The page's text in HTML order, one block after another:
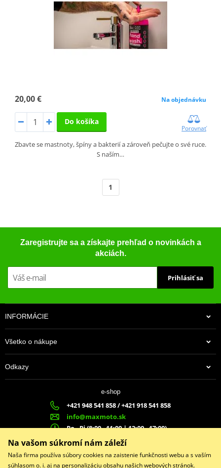
20,00 € Na objednávku
Do košíka
Porovnať
Zbavte se mastnoty, špíny a bakterií a zároveň pečujte o své ruce.
S naším…
1
Zaregistrujte sa a získajte prehľad o novinkách a
akciách.
Prihlásiť sa
INFORMÁCIE
Všetko o nákupe
Odkazy
e-shop
+421 948 541 858 / +421 918 541 858
info@maxmoto.sk
Po - Pi (8:00 - 11:00 | 12:00 - 17:00)
MAX
MOTO s.r.o.
Slovenských dobrovoľníkov 1439
022 01 Čadca
Na vašom súkromí nám záleží
Naša firma používa súbory cookies na zaistenie funkčnosti webu a s vaším
súhlasom o. i. aj na personalizáciu obsahu našich webových stránok.